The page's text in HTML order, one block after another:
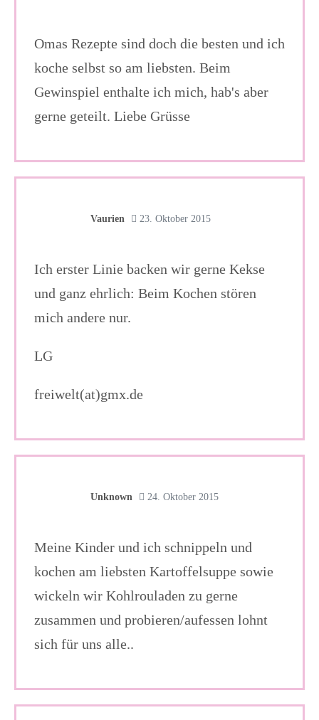
Omas Rezepte sind doch die besten und ich
koche selbst so am liebsten. Beim
Gewinspiel enthalte ich mich, hab's aber
gerne geteilt. Liebe Grüsse
Vaurien 23. Oktober 2015
Ich erster Linie backen wir gerne Kekse
und ganz ehrlich: Beim Kochen stören
mich andere nur.
LG
freiwelt(at)gmx.de
Unknown 24. Oktober 2015
Meine Kinder und ich schnippeln und
kochen am liebsten Kartoffelsuppe sowie
wickeln wir Kohlrouladen zu gerne
zusammen und probieren/aufessen lohnt
sich für uns alle..